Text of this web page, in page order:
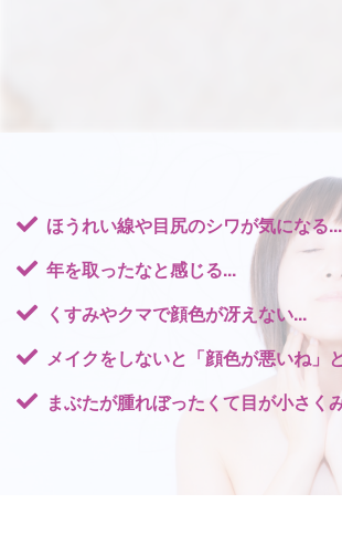
ほうれい線や目尻のシワが気になる...
年を取ったなと感じる...
くすみやクマで顔色が冴えない...
メイクをしないと「顔色が悪いね」
まぶたが腫れぼったくて目が小さく